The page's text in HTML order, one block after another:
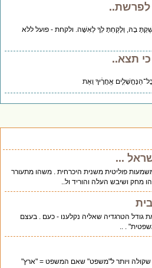
בָהּ, וְלָקַחְתָּ לְךָ לְאִשָּׁה. ולקחת - פועל ללא
תצא..
אַֽחֲרֶ֔יךָ וְאַת
...
פוליטית משנית היכרחית . משהו מתעורר
ושיבש העלה והוריד ול..
הטרגדיה שאליה נקלענו - כעם . בעצם
. ..
ויותר ל"משפט" שאם המשפט = "ארץ"